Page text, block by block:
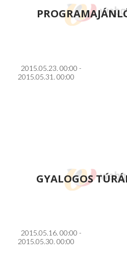
2015.05.23. 00:00 -
2015.05.31. 00:00
GYALOGOS
2015.05.16. 00:00 -
2015.05.30. 00:00